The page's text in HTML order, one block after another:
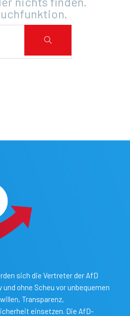
sich die Vertreter der AfD
ohne Scheu vor unbequemen
Transparenz,
einsetzen. Die AfD-